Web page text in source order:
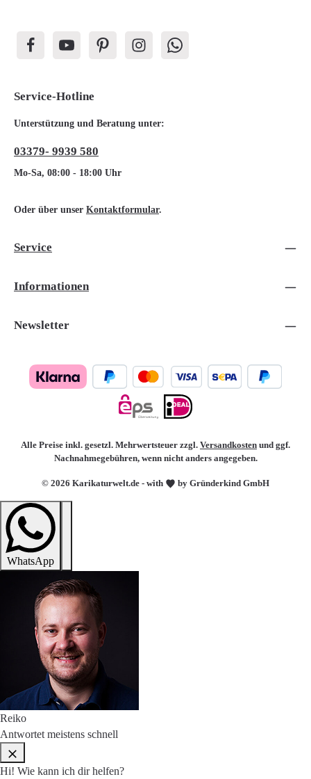
Service-Hotline
Unterstützung und Beratung unter:
03379- 9939 580
Mo-Sa, 08:00 - 18:00 Uhr
Oder über unser Kontaktformular.
Service
Informationen
Newsletter
© 2026 Karikaturwelt.de - with by Gründerkind GmbH
Alle Preise inkl. gesetzl. Mehrwertsteuer zzgl. Versandkosten und ggf.
Nachnahmegebühren, wenn nicht anders angegeben.
WhatsApp
Reiko
Antwortet meistens schnell
Hi! Wie kann ich dir helfen?